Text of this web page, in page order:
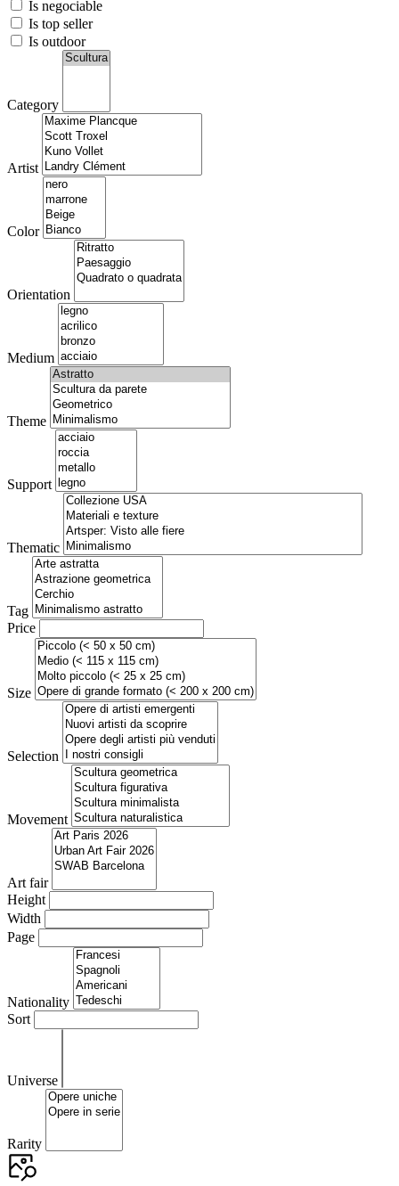
Is negociable
Is top seller
Is outdoor
Category
Artist
Color
Orientation
Medium
Theme
Support
Thematic
Tag
Price
Size
Selection
Movement
Art fair
Height
Width
Page
Nationality
Sort
Universe
Rarity